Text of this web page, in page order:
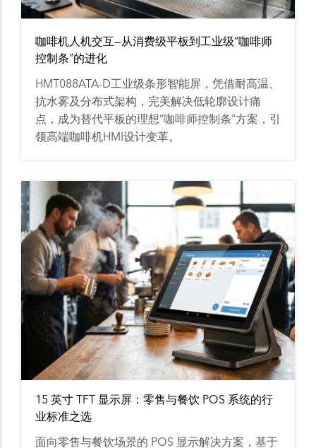
咖啡机人机交互—从消费级平板到工业级“咖啡师
控制条”的进化
HMT088ATA-D工业级条形智能屏，凭借耐高温、
抗水雾及分布式架构，完美解决低轮廓设计痛
点，成为替代平板的理想“咖啡师控制条”方案，引
领高端咖啡机HMI设计变革。
15 英寸 TFT 显示屏：零售与餐饮 POS 系统的行
业标准之选
面向零售与餐饮场景的 POS 显示解决方案，基于